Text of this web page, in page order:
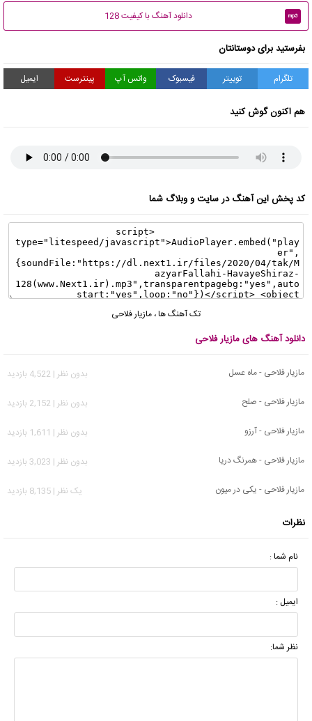
mp3 دانلود آهنگ با کیفیت 128
بفرستید برای دوستانتان
تلگرام توییتر فیسبوک واتس آپ پینترست ایمیل
هم اکنون گوش کنید
کد پخش این آهنگ در سایت و وبلاگ شما
تک آهنگ ها، مازیار فلاحی
دانلود آهنگ های مازیار فلاحی
مازیار فلاحی - ماه عسل
بدون نظر | 4,522 بازدید
مازیار فلاحی - صلح
بدون نظر | 2,152 بازدید
مازیار فلاحی - آرزو
بدون نظر | 1,611 بازدید
مازیار فلاحی - همرنگ دریا
بدون نظر | 3,023 بازدید
مازیار فلاحی - یکی در میون
يک نظر | 8,135 بازدید
نظرات
نام شما :
ایمیل :
نظر شما: